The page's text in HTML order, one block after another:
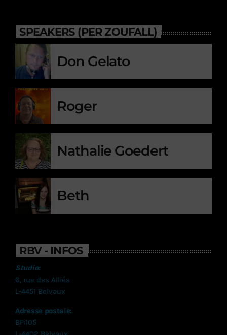
SPEAKERS (PER ZOUFALL)
Don Gelato
Roger
Nathalie Goedert
Beth
RBV - INFOS
Studio:
6, rue des Alliés
L-4451 Belvaux
Adresse postale:
BP:105